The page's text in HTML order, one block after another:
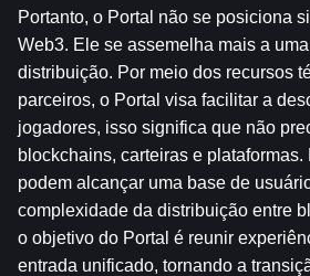
Portanto, o Portal não se posiciona
Web3. Ele se assemelha mais a
distribuição. Por meio dos recursos
parceiros, o Portal visa facilitar a
jogadores, isso significa que não
blockchains, carteiras e
podem alcançar uma base de
complexidade da distribuição entre
o objetivo do Portal é reunir
entrada unificado, tornando a